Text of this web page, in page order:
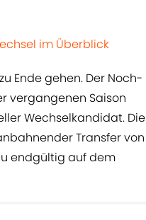
im Überblick
Ende gehen. Der Noch-
vergangenen Saison
Wechselkandidat. Die
Transfer von
endgültig auf dem